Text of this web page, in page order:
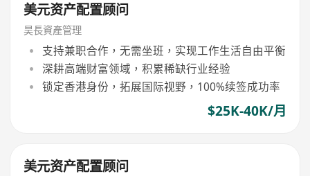
美元资产配置顾问
昊長資產管理
支持兼职合作，无需坐班，实现工作生活自由平衡
深耕高端财富领域，积累稀缺行业经验
锁定香港身份，拓展国际视野，100%续签成功率
$25K-40K/月
美元资产配置顾问